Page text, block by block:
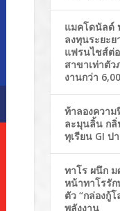
แมคโดนัลด์
ลงทุนระยะ
แฟรนไชส์ต่
สาขาเท่าตัว
งานกว่า
ท้าลองควา
ละมุนลิ้น กลิ่
ทุเรียน GI ป
ทาโร ผนึก
หน้าทาโรรั
ตัว “กล่องกู้
พลังงาน